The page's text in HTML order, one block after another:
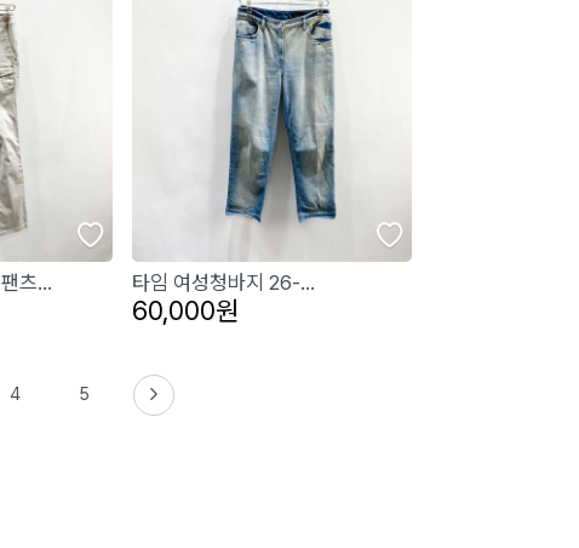
츠... 타임 여성청바지 26-...
60,000원
4 5